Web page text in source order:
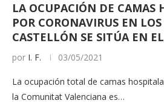
LA OCUPACIÓN DE CAMAS
POR CORONAVIRUS EN
CASTELLÓN SE SITÚA EN
por I. F. 03/05/2021
La ocupación total de camas
la Comunitat Valenciana es…